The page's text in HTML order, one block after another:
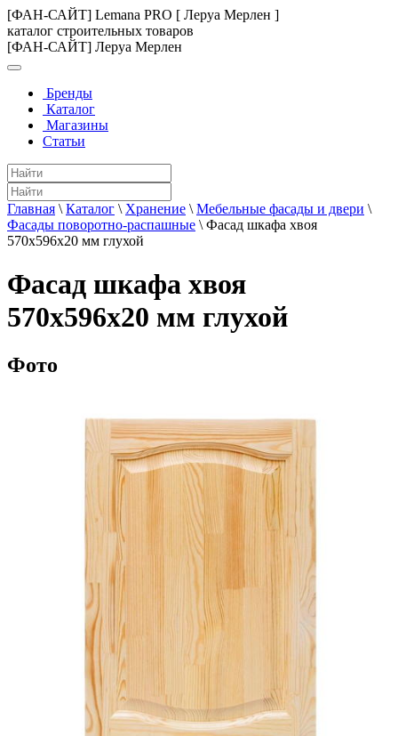
[ФАН-САЙТ] Lemana PRO [ Леруа Мерлен ]
каталог строительных товаров
[ФАН-САЙТ] Леруа Мерлен
Бренды
Каталог
Магазины
Статьи
Главная \ Каталог \ Хранение \ Мебельные фасады и двери \
Фасады поворотно-распашные \ Фасад шкафа хвоя
570х596х20 мм глухой
Фасад шкафа хвоя
570х596х20 мм глухой
Фото